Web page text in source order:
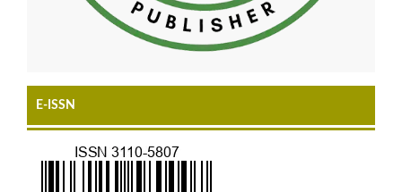
E-ISSN